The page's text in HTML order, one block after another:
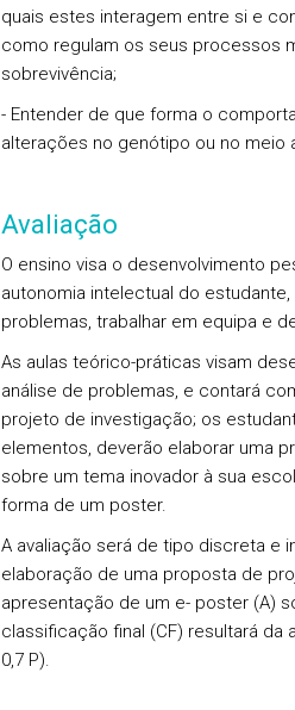
quais estes interagem entre si e
como regulam os seus processos
sobrevivência;
- Entender de que forma o
alterações no genótipo ou no meio
Avaliação
O ensino visa o desenvolvimento
autonomia intelectual do
problemas, trabalhar em equipa e
As aulas teórico-práticas visam
análise de problemas, e contará
projeto de investigação; os
elementos, deverão elaborar uma
sobre um tema inovador à sua
forma de um poster.
A avaliação será de tipo discreta e
elaboração de uma proposta de
apresentação de um e- poster (A)
classificação final (CF) resultará da
0,7 P).